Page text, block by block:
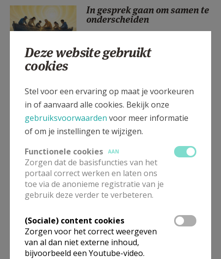
In gesprek gaan om samen te
onderscheiden
Welkom aan boord!
Op weg naar het Vormsel in
2027!
Welkom bij de Tuinbabbels!
Deze website gebruikt
cookies
Stel voor een ervaring op maat je voorkeuren
in of aanvaard alle cookies. Bekijk onze
gebruiksvoorwaarden voor meer informatie
of om je instellingen te wijzigen.
Functionele cookies
AAN
Zorgen dat de basisfuncties van het
portaal correct werken en laten ons
toe via de anonieme registratie van je
gebruik deze verder te verbeteren.
(Sociale) content cookies
Zorgen voor het correct weergeven
van al dan niet externe inhoud,
bijvoorbeeld een Youtube-video.